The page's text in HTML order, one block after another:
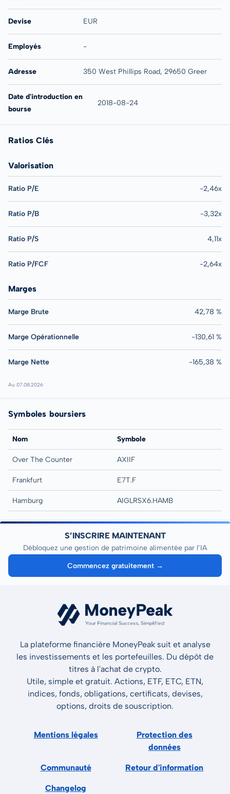
Devise EUR
Employés -
Adresse 350 West Phillips Road, 29650 Greer
Date d'introduction en
bourse
2018-08-24
Ratios Clés
Valorisation
Ratio P/E -2,46x
Ratio P/B -3,32x
Ratio P/S 4,11x
Ratio P/FCF -2,64x
Marges
Marge Brute 42,78 %
Marge Opérationnelle -130,61 %
Marge Nette -165,38 %
Au 07.08.2026
Symboles boursiers
Nom Symbole
Over The Counter AXIIF
Frankfurt E7T.F
Hamburg AIGLRSX6.HAMB
S’INSCRIRE MAINTENANT
Débloquez une gestion de patrimoine alimentée par l’IA
Commencez gratuitement →
La plateforme financière MoneyPeak suit et analyse
les investissements et les portefeuilles. Du dépôt de
titres à l'achat de crypto.
Utile, simple et gratuit. Actions, ETF, ETC, ETN,
indices, fonds, obligations, certificats, devises,
options, droits de souscription.
Mentions légales
Protection des
données
Communauté Retour d'information
Changelog